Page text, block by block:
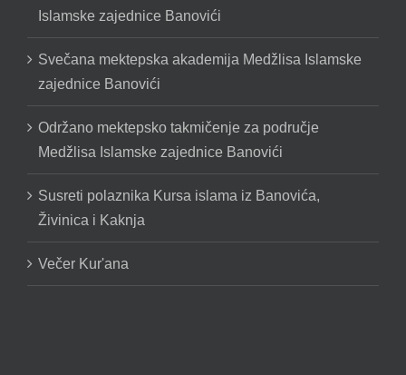
Islamske zajednice Banovići
Svečana mektepska akademija Medžlisa Islamske
zajednice Banovići
Održano mektepsko takmičenje za područje
Medžlisa Islamske zajednice Banovići
Susreti polaznika Kursa islama iz Banovića,
Živinica i Kaknja
Večer Kur'ana